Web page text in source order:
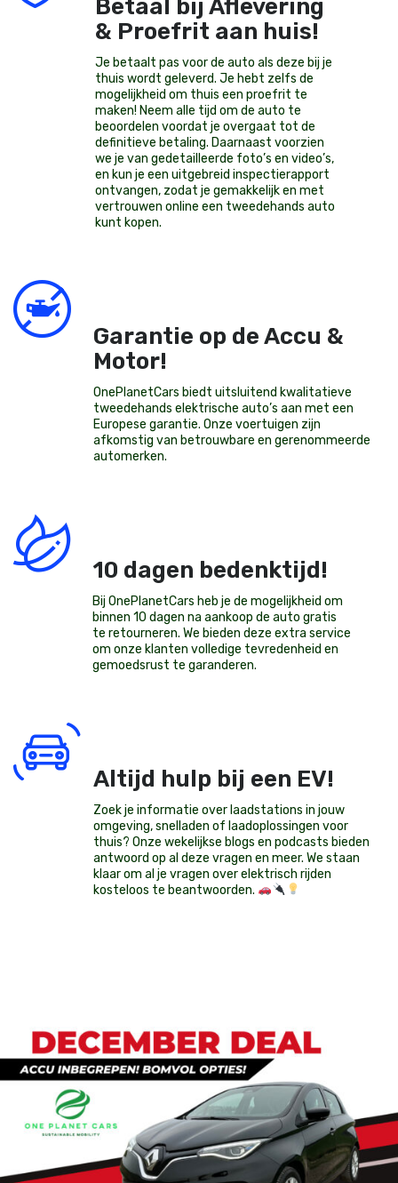
Betaal bij Aflevering
& Proefrit aan huis!
Je betaalt pas voor de auto als deze bij je
thuis wordt geleverd. Je hebt zelfs de
mogelijkheid om thuis een proefrit te
maken! Neem alle tijd om de auto te
beoordelen voordat je overgaat tot de
definitieve betaling. Daarnaast voorzien
we je van gedetailleerde foto’s en video’s,
en kun je een uitgebreid inspectierapport
ontvangen, zodat je gemakkelijk en met
vertrouwen online een tweedehands auto
kunt kopen.
Garantie op de Accu &
Motor!
OnePlanetCars biedt uitsluitend kwalitatieve
tweedehands elektrische auto’s aan met een
Europese garantie. Onze voertuigen zijn
afkomstig van betrouwbare en gerenommeerde
automerken.
10 dagen bedenktijd!
Bij OnePlanetCars heb je de mogelijkheid om
binnen 10 dagen na aankoop de auto gratis
te retourneren. We bieden deze extra service
om onze klanten volledige tevredenheid en
gemoedsrust te garanderen.
Altijd hulp bij een EV!
Zoek je informatie over laadstations in jouw
omgeving, snelladen of laadoplossingen voor
thuis? Onze wekelijkse blogs en podcasts bieden
antwoord op al deze vragen en meer. We staan
klaar om al je vragen over elektrisch rijden
kosteloos te beantwoorden.